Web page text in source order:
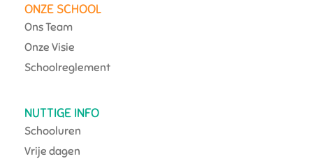
ONZE SCHOOL
Ons Team
Onze Visie
Schoolreglement
NUTTIGE INFO
Schooluren
Vrije dagen